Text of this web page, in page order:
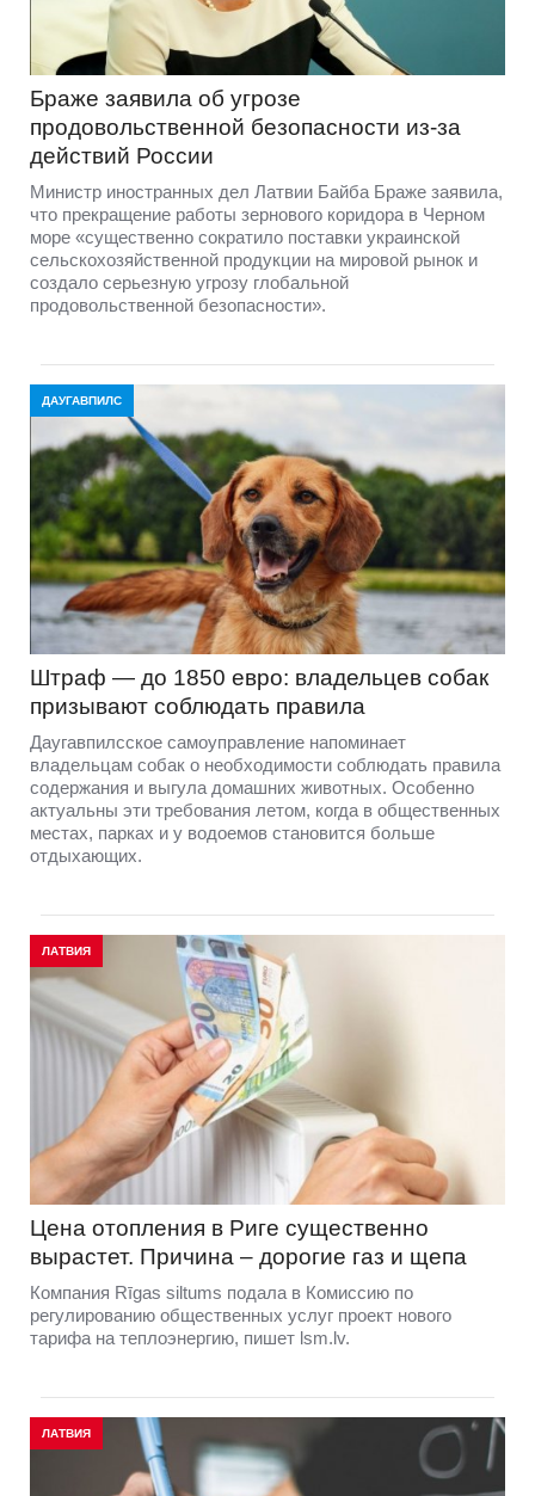
Браже заявила об угрозе
продовольственной безопасности из-за
действий России
Министр иностранных дел Латвии Байба Браже заявила,
что прекращение работы зернового коридора в Черном
море «существенно сократило поставки украинской
сельскохозяйственной продукции на мировой рынок и
создало серьезную угрозу глобальной
продовольственной безопасности».
ДАУГАВПИЛС
Штраф — до 1850 евро: владельцев собак
призывают соблюдать правила
Даугавпилсское самоуправление напоминает
владельцам собак о необходимости соблюдать правила
содержания и выгула домашних животных. Особенно
актуальны эти требования летом, когда в общественных
местах, парках и у водоемов становится больше
отдыхающих.
ЛАТВИЯ
Цена отопления в Риге существенно
вырастет. Причина – дорогие газ и щепа
Компания Rīgas siltums подала в Комиссию по
регулированию общественных услуг проект нового
тарифа на теплоэнергию, пишет lsm.lv.
ЛАТВИЯ